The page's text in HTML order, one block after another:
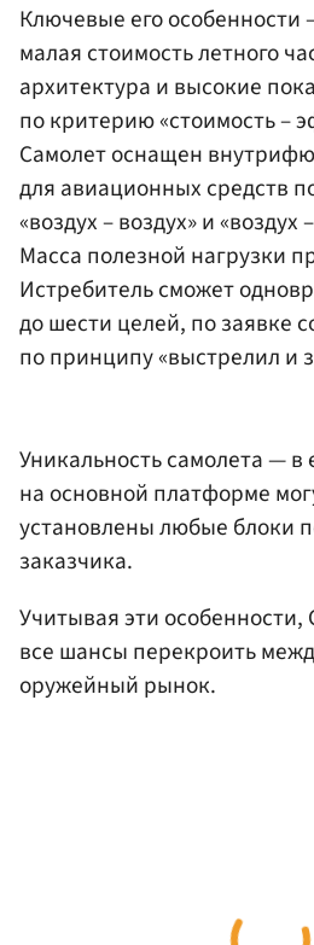
Ключевые его особенности
малая стоимость летного
архитектура и высокие
по критерию «стоимость –
Самолет оснащен
для авиационных средств
«воздух – воздух» и «воздух
Масса полезной нагрузки
Истребитель сможет
до шести целей, по заявке
по принципу «выстрелил и
Уникальность самолета — в
на основной платформе
установлены любые блоки
заказчика.
Учитывая эти
все шансы перекроить
оружейный рынок.